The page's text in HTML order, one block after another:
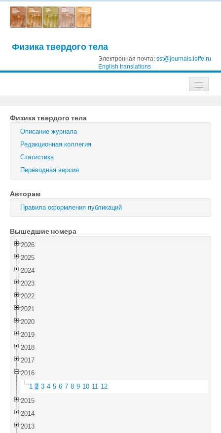
Физика твердого тела
Электронная почта: sst@journals.ioffe.ru
English translations
Журнал технической физики
Письма в Журнал технической физики
Физика твердого тела
Физика и техника полупроводников
Оптика и спектроскопия
Поиск
Войти
Физика твердого тела
Описание журнала
Редакционная коллегия
Статистика
Переводная версия
Авторам
Правила оформления публикаций
Вышедшие номера
2026
2025
2024
2023
2022
2021
2020
2019
2018
2017
2016
1 2 3 4 5 6 7 8 9 10 11 12
2015
2014
2013